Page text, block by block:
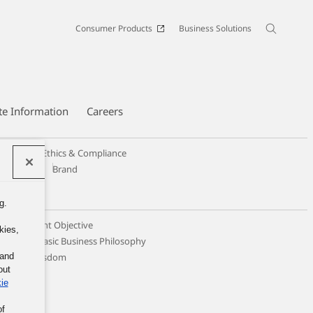
Information Careers
Consumer Products Business Solutions
Code of Ethics & Compliance
Design
Brand
Objective
the Basic Business Philosophy
Wisdom